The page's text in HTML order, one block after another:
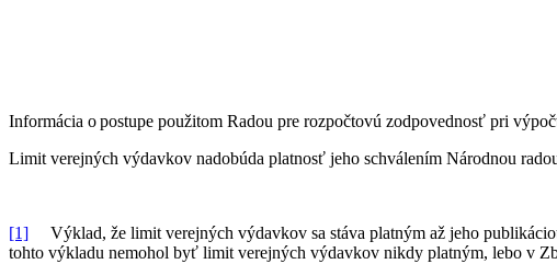
Informácia o postupe použitom Radou pre rozpočtovú zodpovednosť pri
Limit verejných výdavkov nadobúda platnosť jeho schválením Národnou
[1] Výklad, že limit verejných výdavkov sa stáva platným až jeho
tohto výkladu nemohol byť limit verejných výdavkov nikdy platným, lebo v